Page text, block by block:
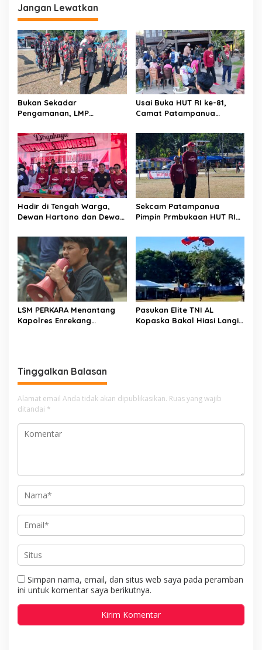
a
s
i
p
o
s
Jangan Lewatkan
Bukan Sekadar
Pengamanan, LMP
Wajah Sinergitas di
Pembukaan HUT RI ke-81
Usai Buka HUT RI ke-81,
Camat Patampanua
Lurah: Arahan Tegas
Dibumbui Canda, Semua
Fokus Mendengar!
Hadir di Tengah Warga,
Dewan Hartono dan Dewan
Penuh Puncak Perayaan
HUT RI ke-81 di Maccirinna
Sekcam Patampanua
Pimpin Prmbukaan HUT RI
Kemerdekaan Berkobar di
Maccirinna
LSM PERKARA Menantang
Kapolres Enrekang
Pasukan Elite TNI AL
Kopaska Bakal Hiasi Langit
Tinggalkan Balasan
Alamat email Anda tidak akan dipublikasikan. Ruas yang wajib
ditandai *
Simpan nama, email, dan situs web saya pada peramban
ini untuk komentar saya berikutnya.